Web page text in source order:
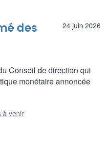
24 juin 2026
des
Conseil de direction qui
monétaire annoncée
à venir